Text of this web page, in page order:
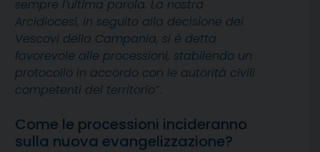
sempre l’ultima parola. La nostra
Arcidiocesi, in seguito alla decisione dei
Vescovi della Campania, si è detta
favorevole alle processioni, stabilendo un
protocollo in accordo con le autorità civili
competenti del territorio”.
Come le processioni incideranno
sulla nuova evangelizzazione?